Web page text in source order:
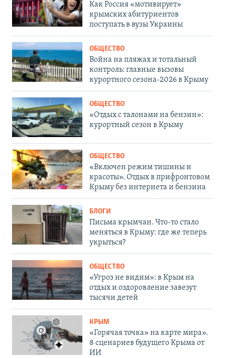
Как Россия «мотивирует»
крымских абитуриентов
поступать в вузы Украины
ОБЩЕСТВО
Война на пляжах и тотальный
контроль: главные вызовы
курортного сезона-2026 в Крыму
ОБЩЕСТВО
«Отдых с талонами на бензин»:
курортный сезон в Крыму
ОБЩЕСТВО
«Включен режим тишины и
красоты». Отдых в прифронтовом
Крыму без интернета и бензина
БЛОГИ
Письма крымчан. Что-то стало
меняться в Крыму: где же теперь
укрыться?
ОБЩЕСТВО
«Угроз не видим»: в Крым на
отдых и оздоровление завезут
тысячи детей
КРЫМ
«Горячая точка» на карте мира».
8 сценариев будущего Крыма от
ИИ